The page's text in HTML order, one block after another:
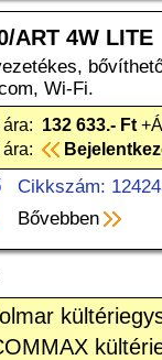
ART 4W LITE
Wi-Fi.
132 633.- Ft
Cikkszám:
Bővebben